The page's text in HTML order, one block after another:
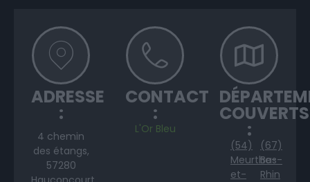
ADRESSE
:
4 chemin
des étangs,
57280
CONTACT
:
L'Or Bleu
COUVERTS
:
(54)
Meurthe-
et-
(67)
Bas-
Rhin